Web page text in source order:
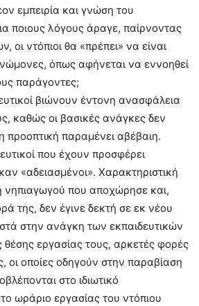
εμπειρία και γνώση του
ποιους λόγους άραγε, παίρνοντας
οι ντόπιοι θα «πρέπει» να είναι
όπως αφήνεται να εννοηθεί
παράγοντες;
βιώνουν έντονη ανασφάλεια
καθώς οι βασικές ανάγκες δεν
προοπτική παραμένει αβέβαιη.
που έχουν προσφέρει
«αδειασμένοι». Χαρακτηριστική
νηπιαγωγού που αποχώρησε και,
της, δεν έγινε δεκτή σε εκ νέου
στην ανάγκη των εκπαιδευτικών
θέσης εργασίας τους, αρκετές φορές
οι οποίες οδηγούν στην παραβίαση
στο ιδιωτικό
ωράριο εργασίας του ντόπιου